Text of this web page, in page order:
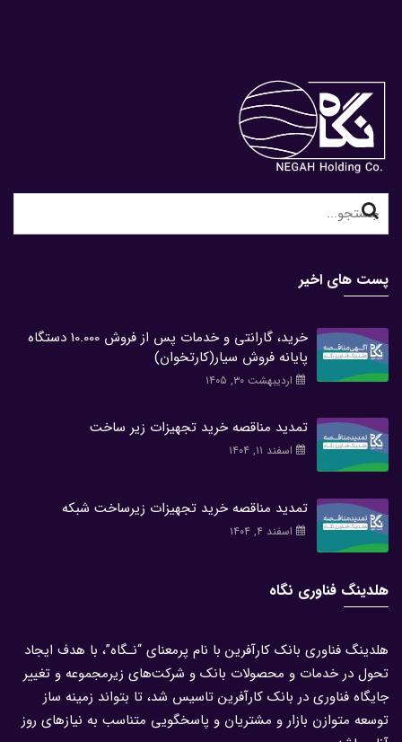
Search
for:
پست های اخیر
خرید، گارانتی و خدمات پس از فروش 10.000 دستگاه
پایانه فروش سیار(کارتخوان)
اردیبهشت ۳۰, ۱۴۰۵
تمدید مناقصه خرید تجهیزات زیر ساخت
اسفند ۱۱, ۱۴۰۴
تمدید مناقصه خرید تجهیزات زیرساخت شبکه
اسفند ۴, ۱۴۰۴
هلدینگ فناوری نگاه
هلدینگ فناوری بانک کارآفرین با نام پرمعنای “نـگاه”، با هدف ایجاد
تحول در خدمات و محصولات بانک و شرکت‌های زیرمجموعه و تغییر
جایگاه فناوری در بانک کارآفرین تاسیس شد، تا بتواند زمینه ساز
توسعه متوازن بازار و مشتریان و پاسخگویی متناسب به نیازهای روز